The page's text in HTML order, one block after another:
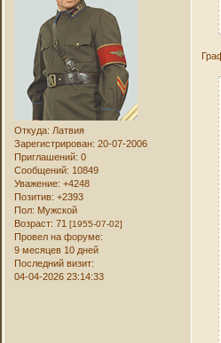
Откуда: Латвия
Зарегистрирован: 20-07-2006
Приглашений: 0
Сообщений: 10849
Уважение: +4248
Позитив: +2393
Пол: Мужской
Возраст: 71[1955-07-02]
Провел на форуме:
9 месяцев 10 дней
Последний визит:
04-04-2026 23:14:33